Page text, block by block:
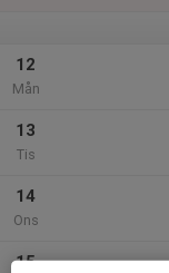
12
Mån
13
Tis
14
Ons
15